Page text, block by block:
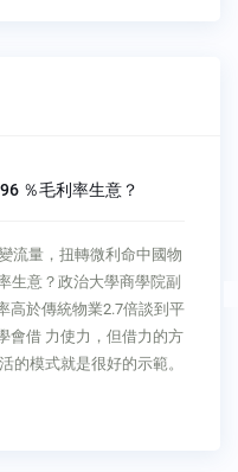
％毛利率生意？
流量，扭轉微利命中國物
生意？政治大學商學院副
高於傳統物業2.7倍談到平
會借 力使力，但借力的方
的模式就是很好的示範。